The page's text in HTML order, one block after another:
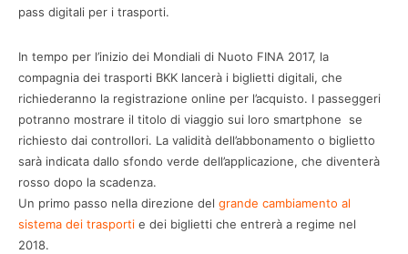
pass digitali per i trasporti.
In tempo per l’inizio dei Mondiali di Nuoto FINA 2017, la
compagnia dei trasporti BKK lancerà i biglietti digitali, che
richiederanno la registrazione online per l’acquisto. I passeggeri
potranno mostrare il titolo di viaggio sui loro smartphone se
richiesto dai controllori. La validità dell’abbonamento o biglietto
sarà indicata dallo sfondo verde dell’applicazione, che diventerà
rosso dopo la scadenza.
Un primo passo nella direzione del grande cambiamento al
sistema dei trasporti e dei biglietti che entrerà a regime nel
2018.